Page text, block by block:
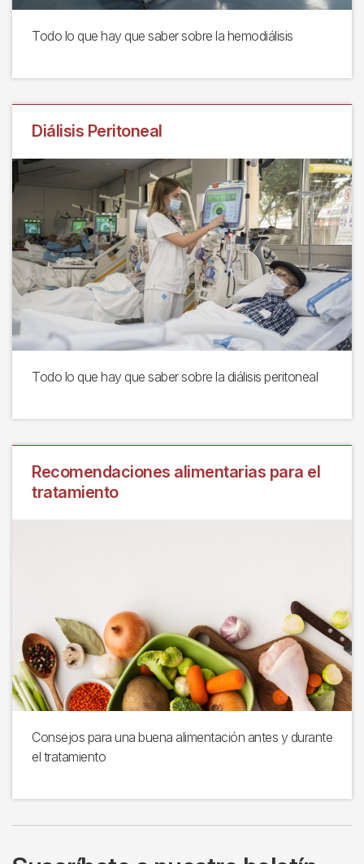
Todo lo que hay que saber sobre la hemodiálisis
Diálisis Peritoneal
Todo lo que hay que saber sobre la diálisis peritoneal
Recomendaciones alimentarias para el
tratamiento
Consejos para una buena alimentación antes y durante
el tratamiento